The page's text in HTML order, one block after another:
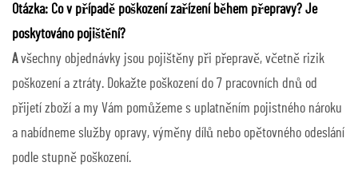
Otázka: Co v případě poškození zařízení během přepravy? Je
poskytováno pojištění?
Avšechny objednávky jsou pojištěny při přepravě, včetně rizik
poškození a ztráty. Dokažte poškození do 7 pracovních dnů od
přijetí zboží a my Vám pomůžeme s uplatněním pojistného nároku
a nabídneme služby opravy, výměny dílů nebo opětovného odeslání
podle stupně poškození.